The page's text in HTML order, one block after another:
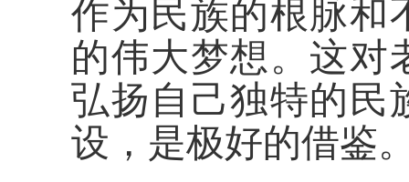
作为民族的根脉和
的伟大梦想。这对
弘扬自己独特的民
设，是极好的借鉴